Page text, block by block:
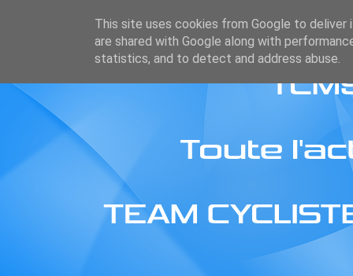
This site uses cookies from Google to deliver
are shared with Google along with
statistics, and to detect and address abuse.